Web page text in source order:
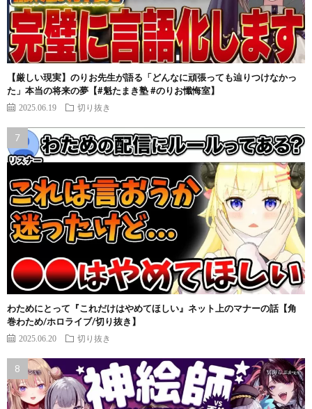
【厳しい現実】のりお先生が語る「どんなに頑張っても辿りつけなかっ
た」本当の将来の夢【#魁たまき塾 #のりお懺悔室】
2025.06.19 切り抜き
わためにとって『これだけはやめてほしい』ネット上のマナーの話【角
巻わため/ホロライブ/切り抜き】
2025.06.20 切り抜き